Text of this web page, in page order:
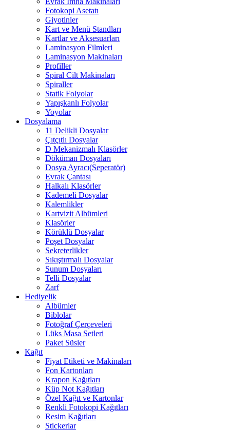
Fotokopi Asetatı
Giyotinler
Kart ve Menü Standları
Kartlar ve Aksesuarları
Laminasyon Filmleri
Laminasyon Makinaları
Profiller
Spiral Cilt Makinaları
Spiraller
Statik Folyolar
Yapışkanlı Folyolar
Yoyolar
Dosyalama
11 Delikli Dosyalar
Çıtçıtlı Dosyalar
D Mekanizmalı Klasörler
Döküman Dosyaları
Dosya Ayracı(Seperatör)
Evrak Çantası
Halkalı Klasörler
Kademeli Dosyalar
Kalemlikler
Kartvizit Albümleri
Klasörler
Körüklü Dosyalar
Poşet Dosyalar
Sekreterlikler
Sıkıştırmalı Dosyalar
Sunum Dosyaları
Telli Dosyalar
Zarf
Hediyelik
Albümler
Biblolar
Fotoğraf Çerçeveleri
Lüks Masa Setleri
Paket Süsler
Kağıt
Fiyat Etiketi ve Makinaları
Fon Kartonları
Krapon Kağıtları
Küp Not Kağıtları
Özel Kağıt ve Kartonlar
Renkli Fotokopi Kağıtları
Resim Kağıtları
Stickerlar